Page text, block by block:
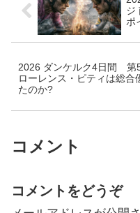
ジ 南米の星ヨナタン・ナルバエスが
ポ
2026 ダンケルク4日間 第
ローレンス・ピティは総合
たのか?
コメント
コメントをどうぞ